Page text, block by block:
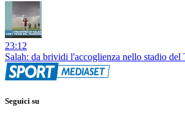
23:12
Salah: da brividi l'accoglienza nello stadio del
Seguici su